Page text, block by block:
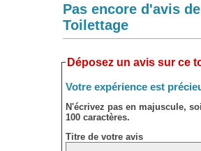
Pas encore d'avis
Toilettage
Déposez un avis sur ce
Votre expérience est
N'écrivez pas en majuscule,
100 caractères.
Titre de votre avis